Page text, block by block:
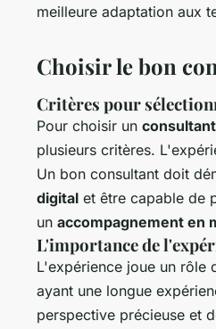
meilleure adaptation aux
Choisir le bon
Critères pour
Pour choisir un
plusieurs critères.
Un bon consultant doit
digital et être capable de
un accompagnement en
L'importance de
L'expérience joue un rôle
ayant une longue
perspective précieuse et